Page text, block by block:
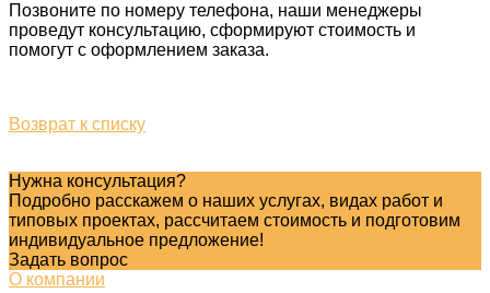
Позвоните по номеру телефона, наши менеджеры
проведут консультацию, сформируют стоимость и
помогут с оформлением заказа.
Возврат к списку
Нужна консультация?
Подробно расскажем о наших услугах, видах работ и
типовых проектах, рассчитаем стоимость и подготовим
индивидуальное предложение!
Задать вопрос
О компании